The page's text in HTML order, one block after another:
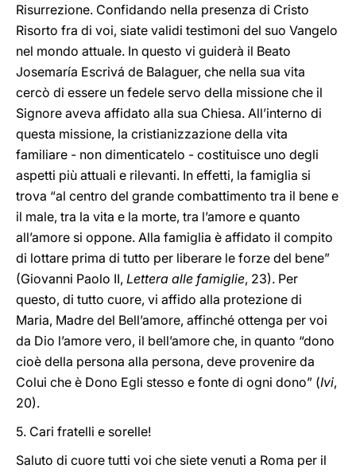
Risurrezione. Confidando nella presenza di Cristo
Risorto fra di voi, siate validi testimoni del suo Vangelo
nel mondo attuale. In questo vi guiderà il Beato
Josemaría Escrivá de Balaguer, che nella sua vita
cercò di essere un fedele servo della missione che il
Signore aveva affidato alla sua Chiesa. All’interno di
questa missione, la cristianizzazione della vita
familiare - non dimenticatelo - costituisce uno degli
aspetti più attuali e rilevanti. In effetti, la famiglia si
trova “al centro del grande combattimento tra il bene e
il male, tra la vita e la morte, tra l’amore e quanto
all’amore si oppone. Alla famiglia è affidato il compito
di lottare prima di tutto per liberare le forze del bene”
(Giovanni Paolo II, Lettera alle famiglie, 23). Per
questo, di tutto cuore, vi affido alla protezione di
Maria, Madre del Bell’amore, affinché ottenga per voi
da Dio l’amore vero, il bell’amore che, in quanto “dono
cioè della persona alla persona, deve provenire da
Colui che è Dono Egli stesso e fonte di ogni dono” (Ivi,
20).
5. Cari fratelli e sorelle!
Saluto di cuore tutti voi che siete venuti a Roma per il